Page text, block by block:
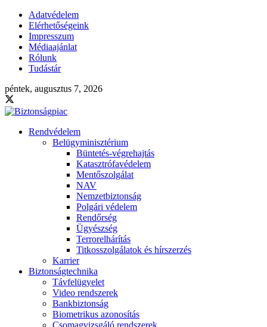
Adatvédelem
Elérhetőségeink
Impresszum
Médiaajánlat
Rólunk
Tudástár
péntek, augusztus 7, 2026
Rendvédelem
Belügyminisztérium
Büntetés-végrehajtás
Katasztrófavédelem
Mentőszolgálat
NAV
Nemzetbiztonság
Polgári védelem
Rendőrség
Ügyészség
Terrorelhárítás
Titkosszolgálatok és hírszerzés
Karrier
Biztonságtechnika
Távfelügyelet
Video rendszerek
Bankbiztonság
Biometrikus azonosítás
Csomagvizsgáló rendszerek